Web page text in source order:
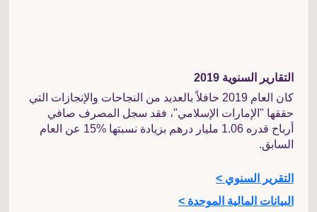
التقارير السنوية 2019
كان العام 2019 حافلاً بالعديد من النجاحات والإنجازات التي
حققها "الإمارات الإسلامي"، فقد سجل المصرف صافي
أرباح قدره 1.06 مليار درهم بزيادة نسبتها %15 عن العام
السابق.
التقرير السنوي >
البيانات المالية الموحدة >